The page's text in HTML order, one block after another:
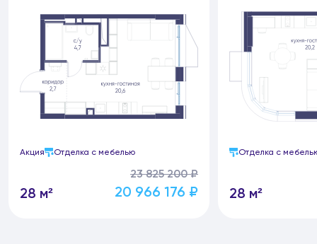
Акция Отделка с мебелью
28 м²
23 825 200 ₽
20 966 176 ₽
Отделка с
28 м²